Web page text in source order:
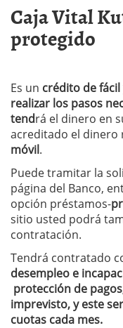
Caja Vital
protegido
Es un crédito de
realizar los pasos
tendrá el dinero en
acreditado el dinero
móvil.
Puede tramitar la
página del Banco,
opción préstamos-
sitio usted podrá
contratación.
Tendrá contratado
desempleo e
protección de
imprevisto, y este
cuotas cada mes.